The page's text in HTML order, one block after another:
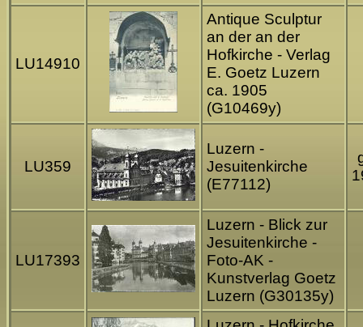
LU14910
Antique Sculptur
an der an der
Hofkirche - Verlag
E. Goetz Luzern
ca. 1905
(G10469y)
LU359
Luzern -
Jesuitenkirche
(E77112)
LU17393
Luzern - Blick zur
Jesuitenkirche -
Foto-AK -
Kunstverlag Goetz
Luzern (G30135y)